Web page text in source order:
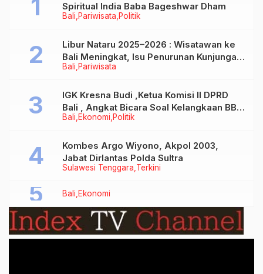
Bali Pariwisata Politik
Spiritual India Baba Bageshwar Dham
Bali Pariwisata
Libur Nataru 2025–2026 : Wisatawan ke
Bali Meningkat, Isu Penurunan Kunjungan
Tidak Benar
Bali Ekonomi Politik
IGK Kresna Budi ,Ketua Komisi II DPRD
Bali , Angkat Bicara Soal Kelangkaan BBM
Bersubsidi Jenis Solar
Sulawesi Tenggara Terkini
Kombes Argo Wiyono, Akpol 2003,
Jabat Dirlantas Polda Sultra
Bali Ekonomi